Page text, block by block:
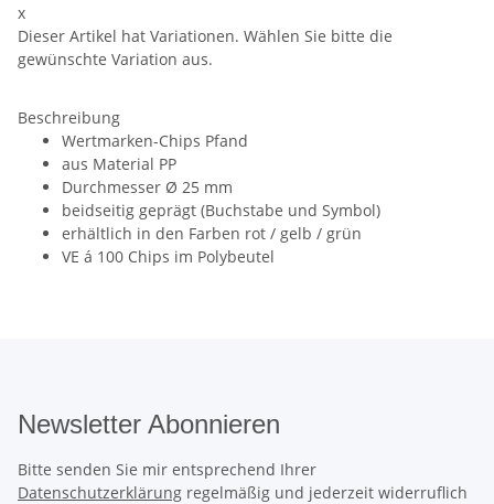
x
Dieser Artikel hat Variationen. Wählen Sie bitte die
gewünschte Variation aus.
Beschreibung
Wertmarken-Chips Pfand
aus Material PP
Durchmesser Ø 25 mm
beidseitig geprägt (Buchstabe und Symbol)
erhältlich in den Farben rot / gelb / grün
VE á 100 Chips im Polybeutel
Newsletter Abonnieren
Bitte senden Sie mir entsprechend Ihrer
Datenschutzerklärung regelmäßig und jederzeit widerruflich